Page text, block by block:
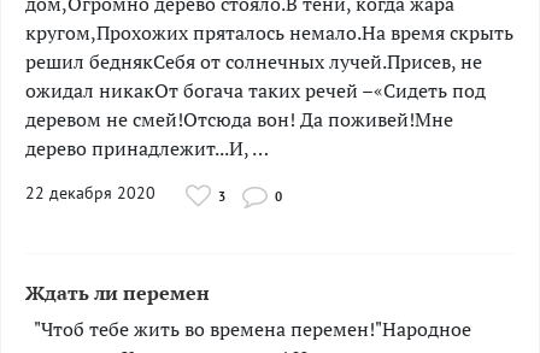
кругом,Прохожих пряталось немало.На время скрыть
решил беднякСебя от солнечных лучей.Присев, не
ожидал никакОт богача таких речей –«Сидеть под
деревом не смей!Отсюда вон! Да поживей!Мне
дерево принадлежит...И, …
22 декабря 2020 3 0
Ждать ли перемен
"Чтоб тебе жить во времена перемен!"Народное